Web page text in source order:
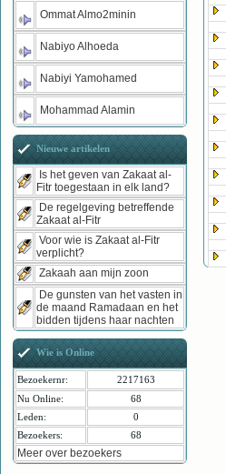
Ommat Almo2minin
Nabiyo Alhoeda
Nabiyi Yamohamed
Mohammad Alamin
Nieuwe artikelen
Is het geven van Zakaat al-
Fitr toegestaan in elk land?
De regelgeving betreffende
Zakaat al-Fitr
Voor wie is Zakaat al-Fitr
verplicht?
Zakaah aan mijn zoon
De gunsten van het vasten in
de maand Ramadaan en het
bidden tijdens haar nachten
Wie is Online
Bezoekernr:
2217163
Nu Online:
68
Leden:
0
Bezoekers:
68
Meer over bezoekers